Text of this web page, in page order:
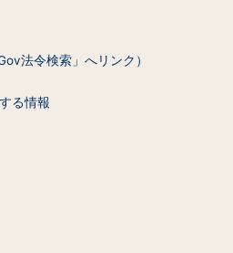
法令検索」へリンク）
る情報